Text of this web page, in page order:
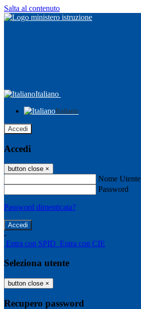
Salta al contenuto
Italiano
Italiano
Accedi
Accedi
button close ×
Nome Utente
Password
Password dimenticata?
-
Entra con SPID Entra con CIE
Seleziona utente
button close ×
Recupero password